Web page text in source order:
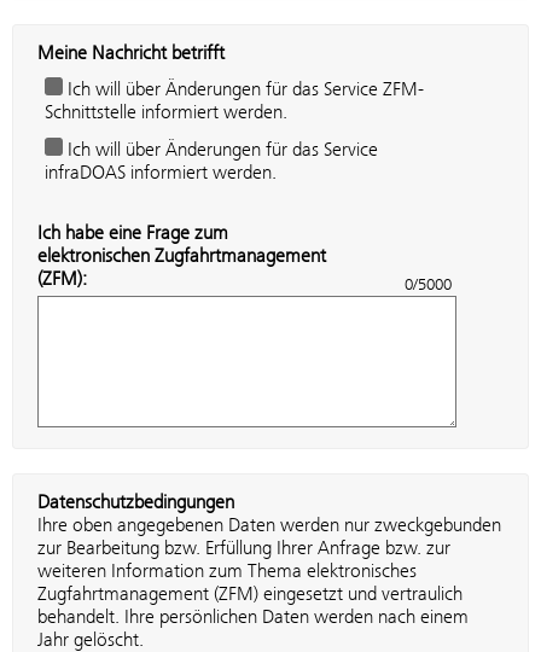
Meine Nachricht betrifft
Ich will über Änderungen für das Service ZFM-
Schnittstelle informiert werden.
Ich will über Änderungen für das Service
infraDOAS informiert werden.
Ich habe eine Frage zum
elektronischen Zugfahrtmanagement
(ZFM):
0/5000
Datenschutzbedingungen
Ihre oben angegebenen Daten werden nur zweckgebunden
zur Bearbeitung bzw. Erfüllung Ihrer Anfrage bzw. zur
weiteren Information zum Thema elektronisches
Zugfahrtmanagement (ZFM) eingesetzt und vertraulich
behandelt. Ihre persönlichen Daten werden nach einem
Jahr gelöscht.